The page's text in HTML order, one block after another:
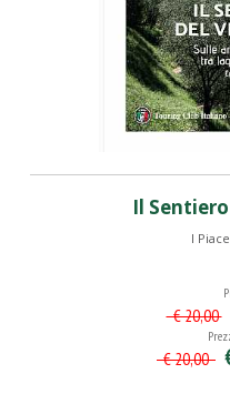
Il
I
€ 20,00
€ 20,00